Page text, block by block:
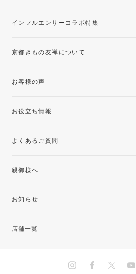
インフルエンサーコラボ特集
京都きもの友禅について
お客様の声
お役立ち情報
よくあるご質問
親御様へ
お知らせ
店舗一覧